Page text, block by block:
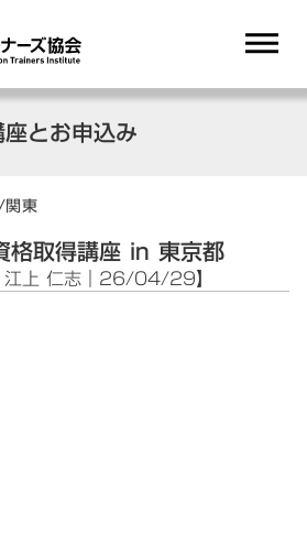
とお申込み
関東
格取得講座 in 東京都
江上 仁志｜26/04/29】
dehaze